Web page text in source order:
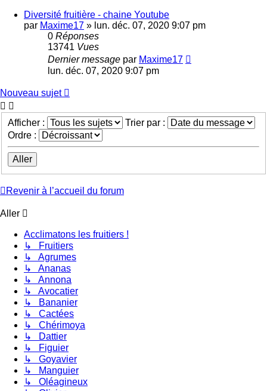
Diversité fruitière - chaine Youtube
par Maxime17 » lun. déc. 07, 2020 9:07 pm
0 Réponses
13741 Vues
Dernier message par Maxime17
lun. déc. 07, 2020 9:07 pm
Nouveau sujet
Afficher :
Trier par :
Ordre :
Revenir à l’accueil du forum
Aller
Acclimatons les fruitiers !
↳ Fruitiers
↳ Agrumes
↳ Ananas
↳ Annona
↳ Avocatier
↳ Bananier
↳ Cactées
↳ Chérimoya
↳ Dattier
↳ Figuier
↳ Goyavier
↳ Manguier
↳ Oléagineux